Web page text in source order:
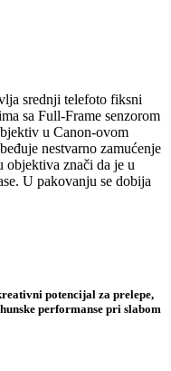
srednji telefoto fiksni
sa Full-Frame senzorom
u Canon-ovom
nestvarno zamućenje
objektiva znači da je u
U pakovanju se dobija
potencijal za prelepe,
performanse pri slabom